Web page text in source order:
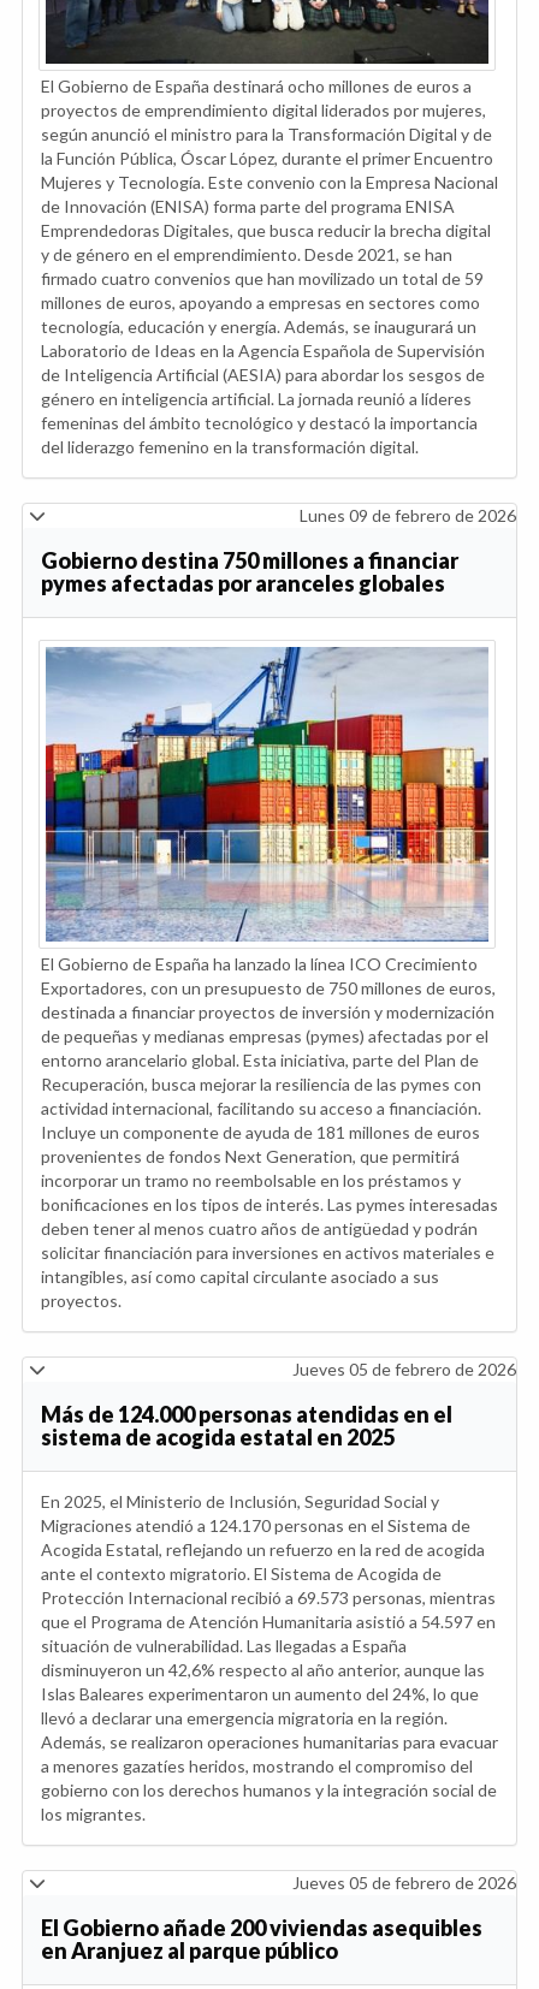
El Gobierno de España destinará ocho millones de euros a
proyectos de emprendimiento digital liderados por mujeres,
según anunció el ministro para la Transformación Digital y de
la Función Pública, Óscar López, durante el primer Encuentro
Mujeres y Tecnología. Este convenio con la Empresa Nacional
de Innovación (ENISA) forma parte del programa ENISA
Emprendedoras Digitales, que busca reducir la brecha digital
y de género en el emprendimiento. Desde 2021, se han
firmado cuatro convenios que han movilizado un total de 59
millones de euros, apoyando a empresas en sectores como
tecnología, educación y energía. Además, se inaugurará un
Laboratorio de Ideas en la Agencia Española de Supervisión
de Inteligencia Artificial (AESIA) para abordar los sesgos de
género en inteligencia artificial. La jornada reunió a líderes
femeninas del ámbito tecnológico y destacó la importancia
del liderazgo femenino en la transformación digital.
Lunes 09 de febrero de 2026
Gobierno destina 750 millones a financiar
pymes afectadas por aranceles globales
El Gobierno de España ha lanzado la línea ICO Crecimiento
Exportadores, con un presupuesto de 750 millones de euros,
destinada a financiar proyectos de inversión y modernización
de pequeñas y medianas empresas (pymes) afectadas por el
entorno arancelario global. Esta iniciativa, parte del Plan de
Recuperación, busca mejorar la resiliencia de las pymes con
actividad internacional, facilitando su acceso a financiación.
Incluye un componente de ayuda de 181 millones de euros
provenientes de fondos Next Generation, que permitirá
incorporar un tramo no reembolsable en los préstamos y
bonificaciones en los tipos de interés. Las pymes interesadas
deben tener al menos cuatro años de antigüedad y podrán
solicitar financiación para inversiones en activos materiales e
intangibles, así como capital circulante asociado a sus
proyectos.
Jueves 05 de febrero de 2026
Más de 124.000 personas atendidas en el
sistema de acogida estatal en 2025
En 2025, el Ministerio de Inclusión, Seguridad Social y
Migraciones atendió a 124.170 personas en el Sistema de
Acogida Estatal, reflejando un refuerzo en la red de acogida
ante el contexto migratorio. El Sistema de Acogida de
Protección Internacional recibió a 69.573 personas, mientras
que el Programa de Atención Humanitaria asistió a 54.597 en
situación de vulnerabilidad. Las llegadas a España
disminuyeron un 42,6% respecto al año anterior, aunque las
Islas Baleares experimentaron un aumento del 24%, lo que
llevó a declarar una emergencia migratoria en la región.
Además, se realizaron operaciones humanitarias para evacuar
a menores gazatíes heridos, mostrando el compromiso del
gobierno con los derechos humanos y la integración social de
los migrantes.
Jueves 05 de febrero de 2026
El Gobierno añade 200 viviendas asequibles
en Aranjuez al parque público